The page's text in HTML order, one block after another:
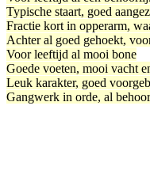
Typische staart, goed
Fractie kort in opperarm,
Achter al goed gehoekt,
Voor leeftijd al mooi bone
Goede voeten, mooi vacht
Leuk karakter, goed
Gangwerk in orde, al